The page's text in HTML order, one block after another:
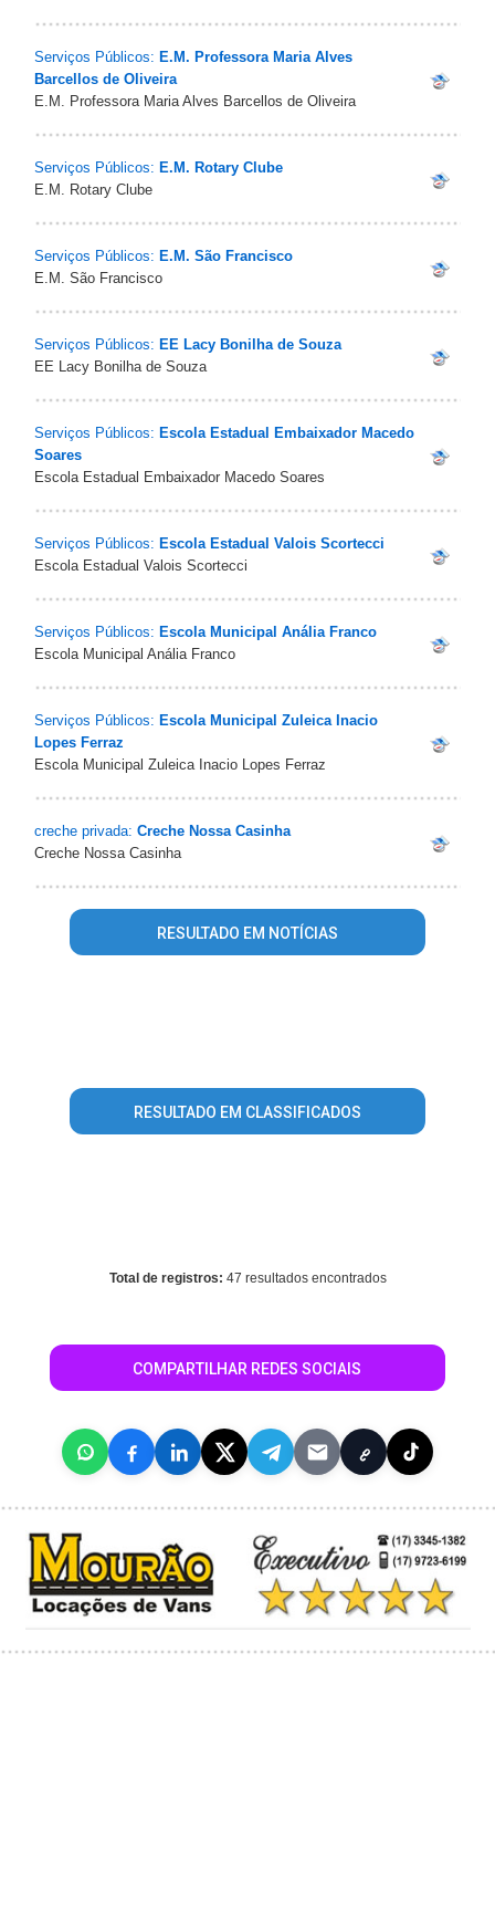
Serviços Públicos: E.M. Professora Maria Alves
Barcellos de Oliveira
E.M. Professora Maria Alves Barcellos de Oliveira
Serviços Públicos: E.M. Rotary Clube
E.M. Rotary Clube
Serviços Públicos: E.M. São Francisco
E.M. São Francisco
Serviços Públicos: EE Lacy Bonilha de Souza
EE Lacy Bonilha de Souza
Serviços Públicos: Escola Estadual Embaixador Macedo
Soares
Escola Estadual Embaixador Macedo Soares
Serviços Públicos: Escola Estadual Valois Scortecci
Escola Estadual Valois Scortecci
Serviços Públicos: Escola Municipal Anália Franco
Escola Municipal Anália Franco
Serviços Públicos: Escola Municipal Zuleica Inacio
Lopes Ferraz
Escola Municipal Zuleica Inacio Lopes Ferraz
creche privada: Creche Nossa Casinha
Creche Nossa Casinha
RESULTADO EM NOTÍCIAS
RESULTADO EM CLASSIFICADOS
Total de registros: 47 resultados encontrados
COMPARTILHAR REDES SOCIAIS